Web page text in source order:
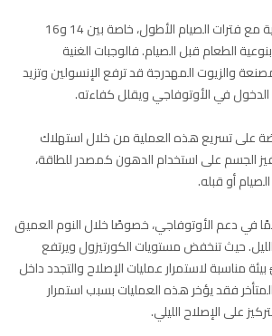
تزداد فعالية هذه العملية مع فترات الصيام الأطول، خاصة بين 14 و16
بنوعية الطعام قبل الصيام. فالوجبات الغنية
والزيوت المهدرجة قد ترفع الإنسولين وتزيد
الدخول في الأوتوفاجي ويقلل كفاءته.
على تسريع هذه العملية من خلال استهلاك
الجسم على استخدام الدهون كمصدر للطاقة،
أو قبله.
في دعم الأوتوفاجي، خصوصًا خلال النوم العميق
حيث تنخفض مستويات الكورتيزول ويرتفع
مناسبة لاستمرار عمليات الإصلاح والتجدد داخل
المتأخر فقد يؤخر هذه العمليات بسبب استمرار
على الإصلاح الليلي.